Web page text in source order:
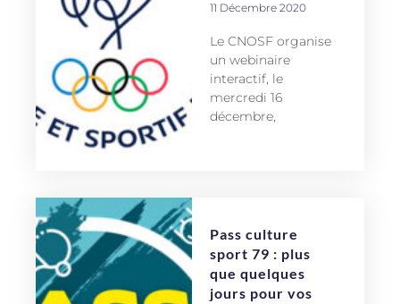
11 Décembre 2020
Le CNOSF organise
un webinaire
interactif, le
mercredi 16
décembre,
Pass culture
sport 79 : plus
que quelques
jours pour vos